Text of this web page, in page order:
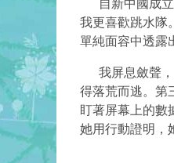
自新中國成立
我更喜歡跳水隊
單純面容中透露
我屏息斂聲，
得落荒而逃。第
盯著屏幕上的數
她用行動證明，